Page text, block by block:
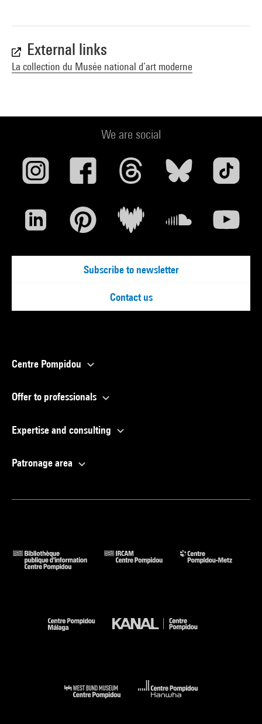
External links
La collection du Musée national d’art moderne
We are social
Subscribe to newsletter
Contact us
Centre Pompidou
Offer to professionals
Expertise and consulting
Patronage area